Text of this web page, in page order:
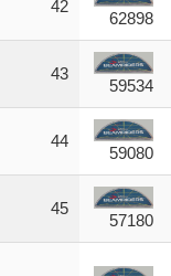
42
62898
43
59534
44
59080
45
57180